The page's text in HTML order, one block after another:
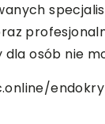
osób nie